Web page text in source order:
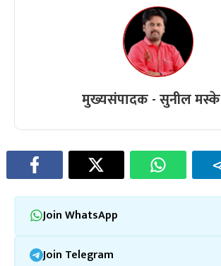
मुख्यसंपादक - सुनील मस्के
Join WhatsApp
Join Telegram